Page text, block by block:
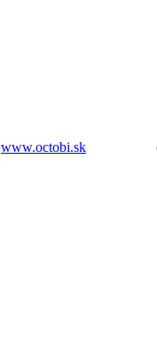
www.octobi.sk